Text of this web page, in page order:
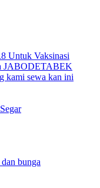
Untuk Vaksinasi
JABODETABEK
kami sewa kan ini
bunga